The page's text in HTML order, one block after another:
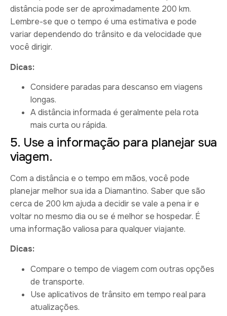
distância pode ser de aproximadamente 200 km.
Lembre-se que o tempo é uma estimativa e pode
variar dependendo do trânsito e da velocidade que
você dirigir.
Dicas:
Considere paradas para descanso em viagens
longas.
A distância informada é geralmente pela rota
mais curta ou rápida.
5. Use a informação para planejar sua
viagem.
Com a distância e o tempo em mãos, você pode
planejar melhor sua ida a Diamantino. Saber que são
cerca de 200 km ajuda a decidir se vale a pena ir e
voltar no mesmo dia ou se é melhor se hospedar. É
uma informação valiosa para qualquer viajante.
Dicas:
Compare o tempo de viagem com outras opções
de transporte.
Use aplicativos de trânsito em tempo real para
atualizações.